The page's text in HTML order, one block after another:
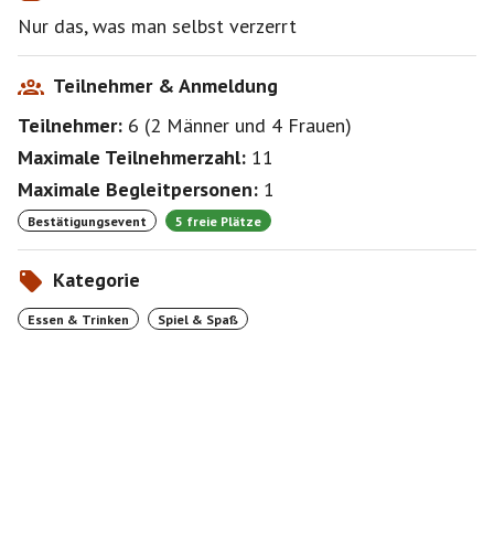
Nur das, was man selbst verzerrt
Teilnehmer & Anmeldung
Teilnehmer: 6 (2 Männer und 4 Frauen)
Maximale Teilnehmerzahl: 11
Maximale Begleitpersonen: 1
Bestätigungsevent 5 freie Plätze
Kategorie
Essen & Trinken Spiel & Spaß